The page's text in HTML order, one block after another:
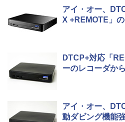
アイ・オー、
X +REMOTE」
DTCP+対応「
ーのレコーダか
アイ・オー、
動ダビング機能